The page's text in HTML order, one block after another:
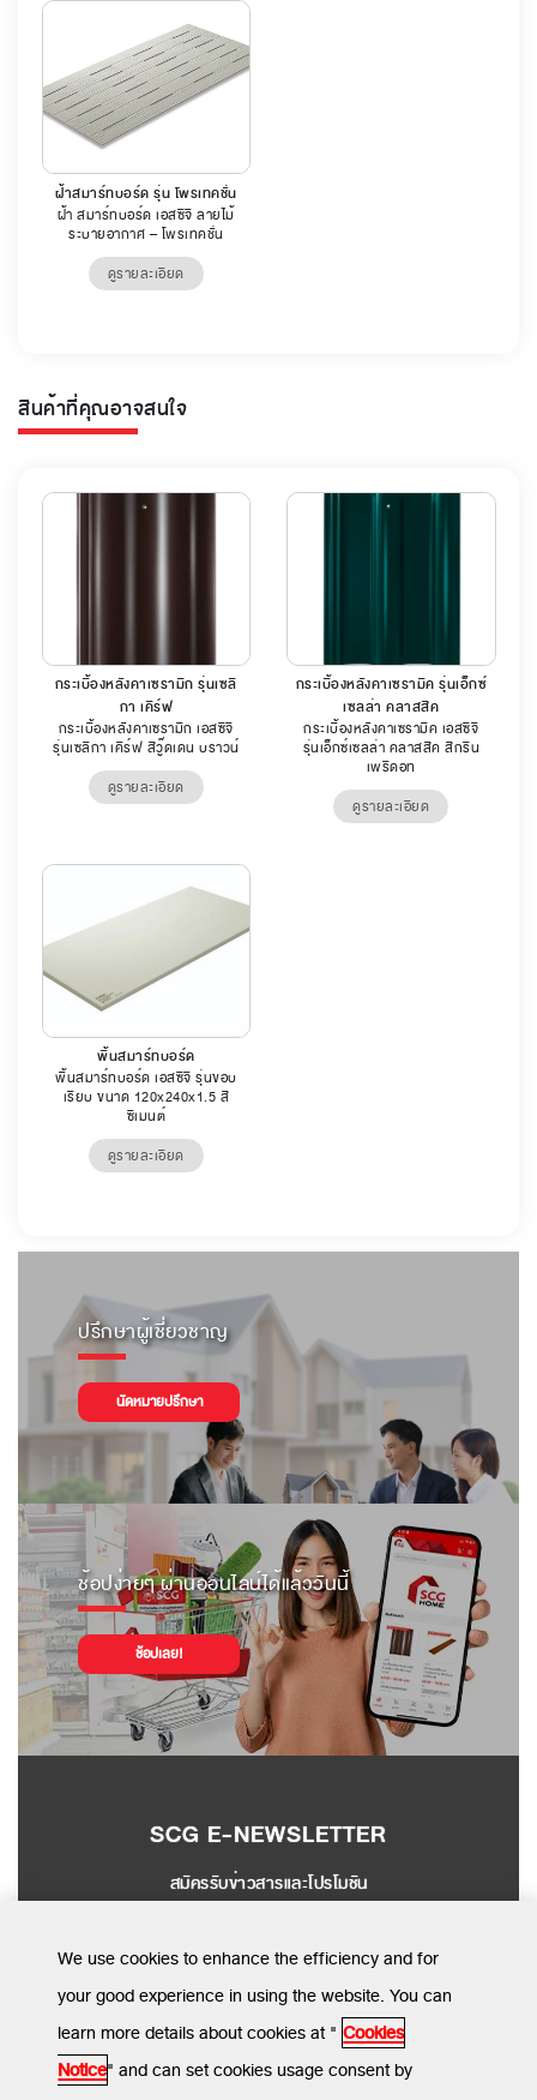
ฝ้าสมาร์ทบอร์ด รุ่น โพรเทคชั่น
ฝ้า สมาร์ทบอร์ด เอสซีจี ลายไม้
ระบายอากาศ – โพรเทคชั่น
ดูรายละเอียด
สินค้าที่คุณอาจสนใจ
กระเบื้องหลังคาเซรามิก รุ่นเซลิ
กา เคิร์ฟ
กระเบื้องหลังคาเซรามิก เอสซีจี
รุ่นเซลิกา เคิร์ฟ สีวู๊ดเดน บราวน์
ดูรายละเอียด
กระเบื้องหลังคาเซรามิค รุ่นเอ็กซ์
เซลล่า คลาสสิค
กระเบื้องหลังคาเซรามิค เอสซีจี
รุ่นเอ็กซ์เซลล่า คลาสสิค สีกรีน
เพริดอท
ดูรายละเอียด
พื้นสมาร์ทบอร์ด
พื้นสมาร์ทบอร์ด เอสซีจี รุ่นขอบ
เรียบ ขนาด 120x240x1.5 สี
ซีเมนต์
ดูรายละเอียด
ปรึกษาผู้เชี่ยวชาญ
นัดหมายปรึกษา
ช้อปง่ายๆ ผ่านออนไลน์ได้แล้ววันนี้
ช้อปเลย!
SCG E-NEWSLETTER
สมัครรับข่าวสารและโปรโมชัน
SEND
We use cookies to enhance the efficiency and for
your good experience in using the website. You can
learn more details about cookies at " Cookies
Notice" and can set cookies usage consent by